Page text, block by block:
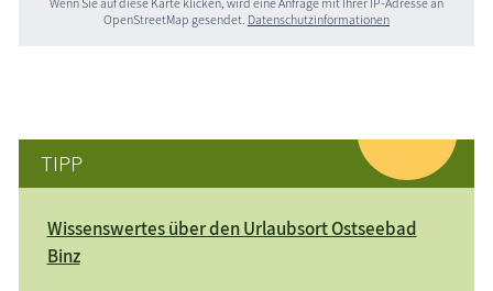
OpenStreetMap gesendet. Datenschutzinformationen
TIPP
Wissenswertes über den Urlaubsort Ostseebad
Binz